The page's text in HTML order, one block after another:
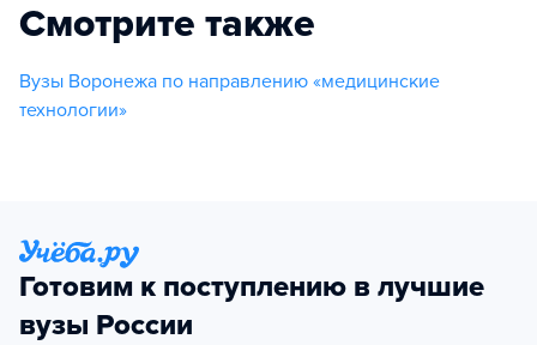
Смотрите также
Вузы Воронежа по направлению «медицинские
технологии»
Готовим к поступлению в лучшие
вузы России